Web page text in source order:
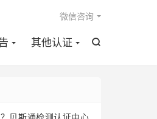

其他认证
微信咨询
贝斯通检测认证中心